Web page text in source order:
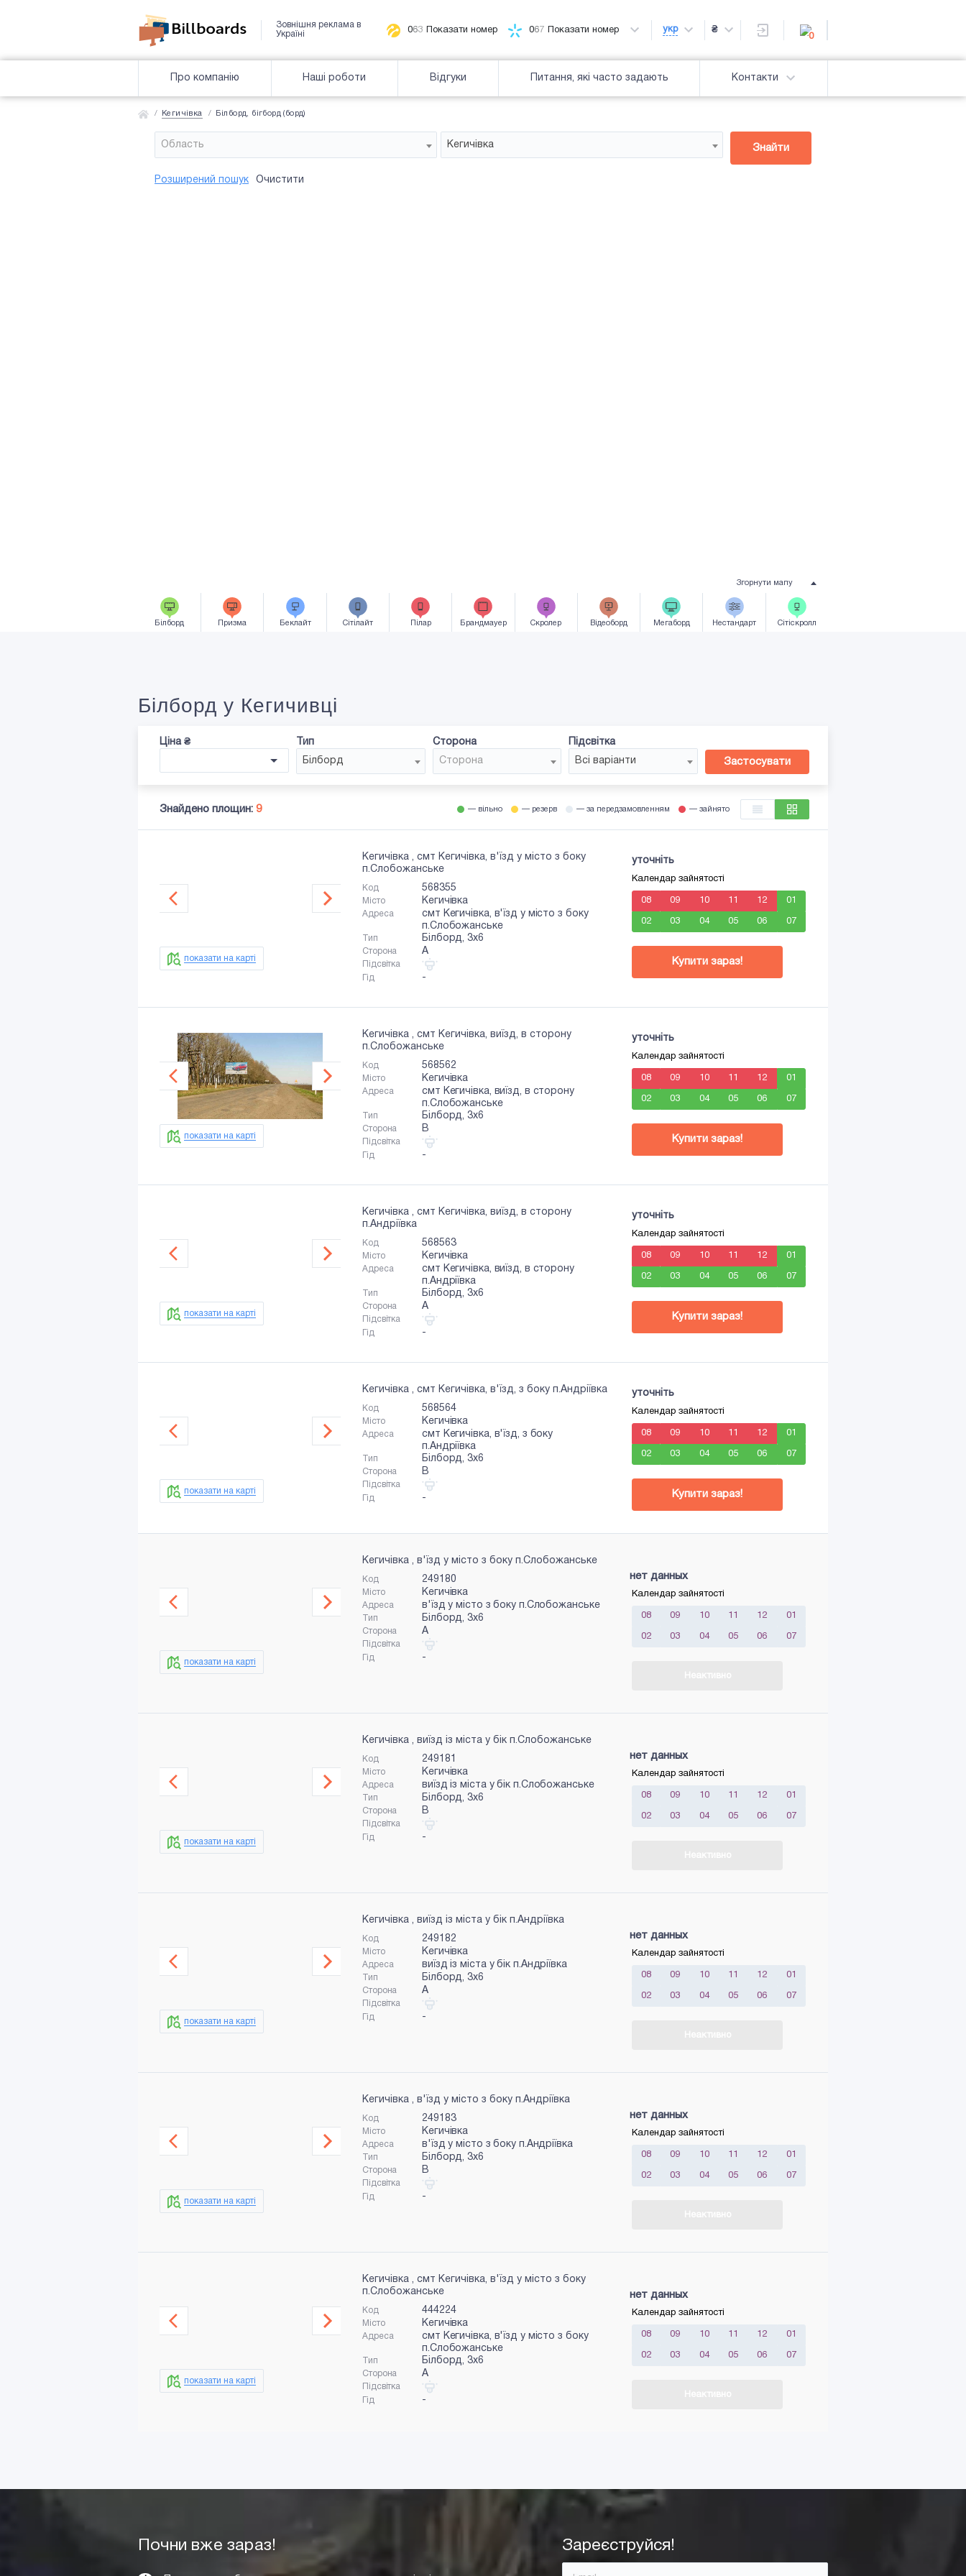
Зовнішня реклама в
Україні
063 Показати номер 067 Показати номер укр ₴
0
Про компанію Наші роботи Відгуки Питання, які часто задають Контакти
Кегичівка Білборд, бігборд (борд)
Область Кегичівка
Район
Сторона
Усi Усi
Розширений пошук Очистити
Знайти
Згорнути мапу
Білборд Призма Беклайт Сiтiлайт Пілар Брандмауер Скролер Відеоборд Мегаборд Нестандарт Сiтicкролл
Білборд у Кегичивці
Ціна ₴
Тип
Білборд
Сторона
Сторона
Підсвітка
Всі варіанти
Застосувати
Знайдено площин: 9 — вільно — резерв — за передзамовленням — зайнято
показати на карті
Кегичівка , смт Кегичівка, в'їзд у місто з боку
п.Слобожанське
Код 568355
Місто Кегичівка
Адреса
смт Кегичівка, в'їзд у місто з боку
п.Слобожанське
Тип Білборд, 3x6
Сторона A
Підсвітка
Гід
-
уточніть
Календар зайнятості
08 09 10 11 12 01
02 03 04 05 06 07
Купити зараз!
показати на карті
Кегичівка , смт Кегичівка, виїзд, в сторону
п.Слобожанське
Код 568562
Місто Кегичівка
Адреса
смт Кегичівка, виїзд, в сторону
п.Слобожанське
Тип Білборд, 3x6
Сторона B
Підсвітка
Гід
-
уточніть
Календар зайнятості
08 09 10 11 12 01
02 03 04 05 06 07
Купити зараз!
показати на карті
Кегичівка , смт Кегичівка, виїзд, в сторону
п.Андріївка
Код 568563
Місто Кегичівка
Адреса
смт Кегичівка, виїзд, в сторону
п.Андріївка
Тип Білборд, 3x6
Сторона A
Підсвітка
Гід
-
уточніть
Календар зайнятості
08 09 10 11 12 01
02 03 04 05 06 07
Купити зараз!
показати на карті
Кегичівка , смт Кегичівка, в'їзд, з боку п.Андріївка
Код 568564
Місто Кегичівка
Адреса
смт Кегичівка, в'їзд, з боку
п.Андріївка
Тип Білборд, 3x6
Сторона B
Підсвітка
Гід
-
уточніть
Календар зайнятості
08 09 10 11 12 01
02 03 04 05 06 07
Купити зараз!
показати на карті
Кегичівка , в'їзд у місто з боку п.Слобожанське
Код 249180
Місто Кегичівка
Адреса в'їзд у місто з боку п.Слобожанське
Тип Білборд, 3х6
Сторона A
Підсвітка
Гід
-
нет данных
Календар зайнятості
08 09 10 11 12 01
02 03 04 05 06 07
показати на карті
Кегичівка , виїзд із міста у бік п.Слобожанське
Код 249181
Місто Кегичівка
Адреса виїзд із міста у бік п.Слобожанське
Тип Білборд, 3х6
Сторона B
Підсвітка
Гід
-
нет данных
Календар зайнятості
08 09 10 11 12 01
02 03 04 05 06 07
показати на карті
Кегичівка , виїзд із міста у бік п.Андріївка
Код 249182
Місто Кегичівка
Адреса виїзд із міста у бік п.Андріївка
Тип Білборд, 3х6
Сторона A
Підсвітка
Гід
-
нет данных
Календар зайнятості
08 09 10 11 12 01
02 03 04 05 06 07
показати на карті
Кегичівка , в'їзд у місто з боку п.Андріївка
Код 249183
Місто Кегичівка
Адреса в'їзд у місто з боку п.Андріївка
Тип Білборд, 3х6
Сторона B
Підсвітка
Гід
-
нет данных
Календар зайнятості
08 09 10 11 12 01
02 03 04 05 06 07
показати на карті
Кегичівка , смт Кегичівка, в'їзд у місто з боку
п.Слобожанське
Код 444224
Місто Кегичівка
Адреса
смт Кегичівка, в'їзд у місто з боку
п.Слобожанське
Тип Білборд, 3x6
Сторона A
Підсвітка
Гід
-
нет данных
Календар зайнятості
08 09 10 11 12 01
02 03 04 05 06 07
Почни вже зараз! Зареєструйся!